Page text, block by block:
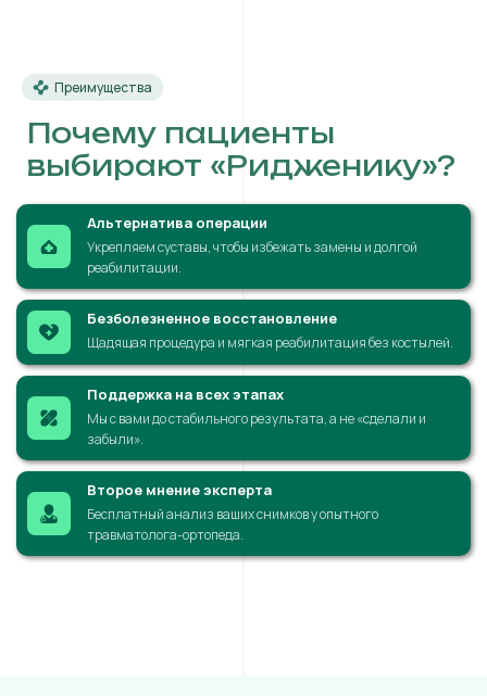
Преимущества
Почему пациенты
выбирают «Ридженику»?
Альтернатива операции
Укрепляем суставы, чтобы избежать замены и долгой
реабилитации.
Безболезненное восстановление
Щадящая процедура и мягкая реабилитация без костылей.
Поддержка на всех этапах
Мы с вами до стабильного результата, а не «сделали и
забыли».
Второе мнение эксперта
Бесплатный анализ ваших снимков у опытного
травматолога-ортопеда.